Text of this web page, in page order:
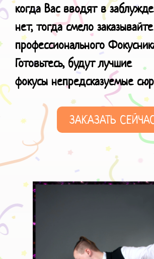
когда Вас вводят в
нет, тогда смело заказывайте
профессионального
Готовьтесь, будут лучшие
фокусы непредсказуемые
ЗАКАЗАТЬ